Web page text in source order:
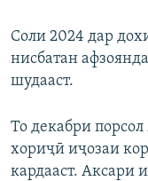
Соли 2024 дар
нисбатан
шудааст.
То декабри
хориҷӣ иҷозаи
кардааст. Аксари